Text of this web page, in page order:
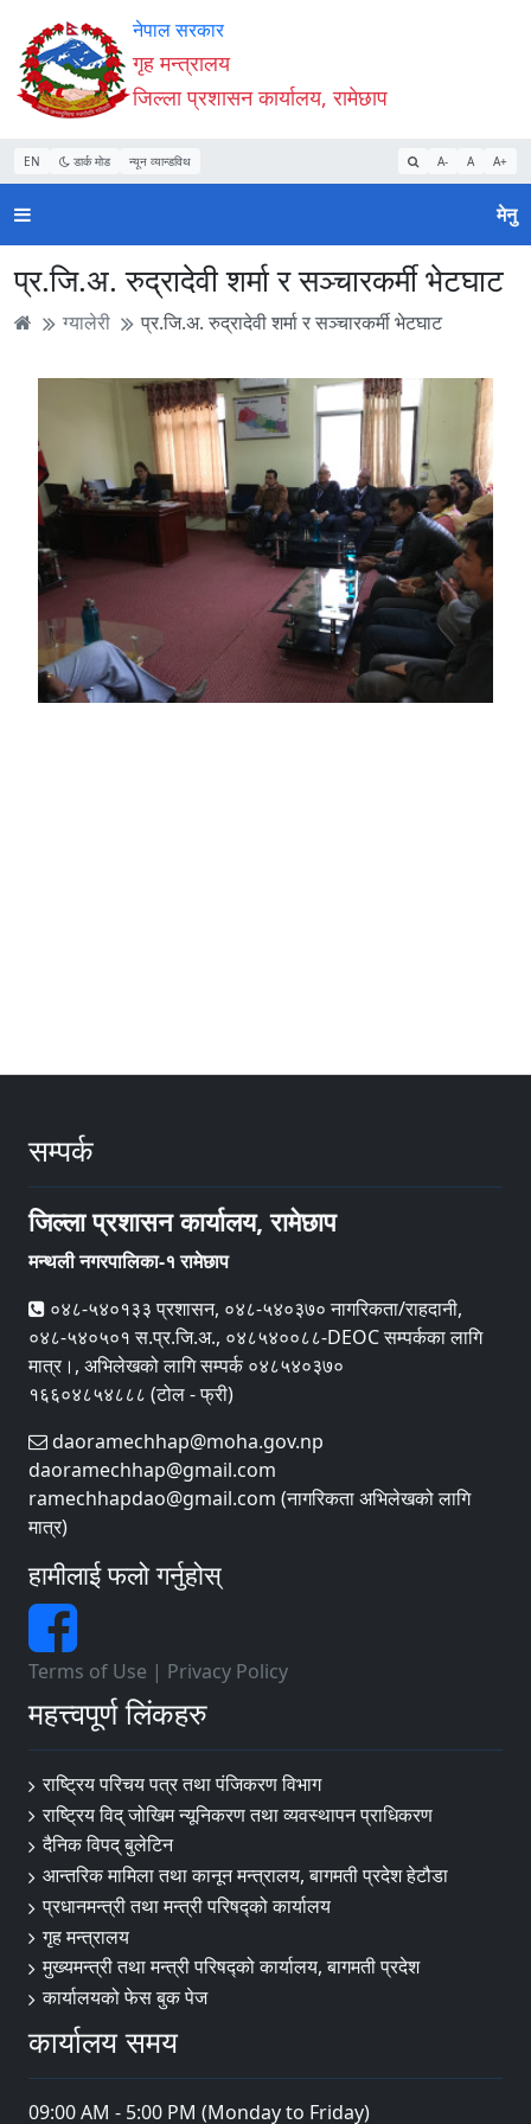
Accessibility
Mode
सुरु
गर्नुहोस्
सामाग्री
पढ्नुहाेस्
नेभिगेसन
पढ्नुहाेस्
वेबसाइट
खोजमा
जानुहोस्
नेपाल सरकार
गृह मन्त्रालय
जिल्ला प्रशासन कार्यालय, रामेछाप
EN डार्क मोड न्यून व्यान्डविथ A- A A+
मेनु
प्र.जि.अ. रुद्रादेवी शर्मा र सञ्चारकर्मी भेटघाट
ग्यालेरी प्र.जि.अ. रुद्रादेवी शर्मा र सञ्चारकर्मी भेटघाट
सम्पर्क
जिल्ला प्रशासन कार्यालय, रामेछाप
मन्थली नगरपालिका-१ रामेछाप
०४८-५४०१३३ प्रशासन, ०४८-५४०३७० नागरिकता/राहदानी,
०४८-५४०५०१ स.प्र.जि.अ., ०४८५४००८८-DEOC सम्पर्कका लागि
मात्र।, अभिलेखको लागि सम्पर्क ०४८५४०३७०
१६६०४८५४८८८ (टोल - फ्री)
daoramechhap@moha.gov.np
daoramechhap@gmail.com
ramechhapdao@gmail.com (नागरिकता अभिलेखको लागि
मात्र)
हामीलाई फलो गर्नुहोस्
Terms of Use | Privacy Policy
महत्त्वपूर्ण लिंकहरु
राष्ट्रिय परिचय पत्र तथा पंजिकरण विभाग
राष्ट्रिय विद् जोखिम न्यूनिकरण तथा व्यवस्थापन प्राधिकरण
दैनिक विपद् बुलेटिन
आन्तरिक मामिला तथा कानून मन्त्रालय, बागमती प्रदेश हेटौडा
प्रधानमन्त्री तथा मन्त्री परिषद्को कार्यालय
गृह मन्त्रालय
मुख्यमन्त्री तथा मन्त्री परिषद्को कार्यालय, बागमती प्रदेश
कार्यालयको फेस बुक पेज
कार्यालय समय
09:00 AM - 5:00 PM (Monday to Friday)